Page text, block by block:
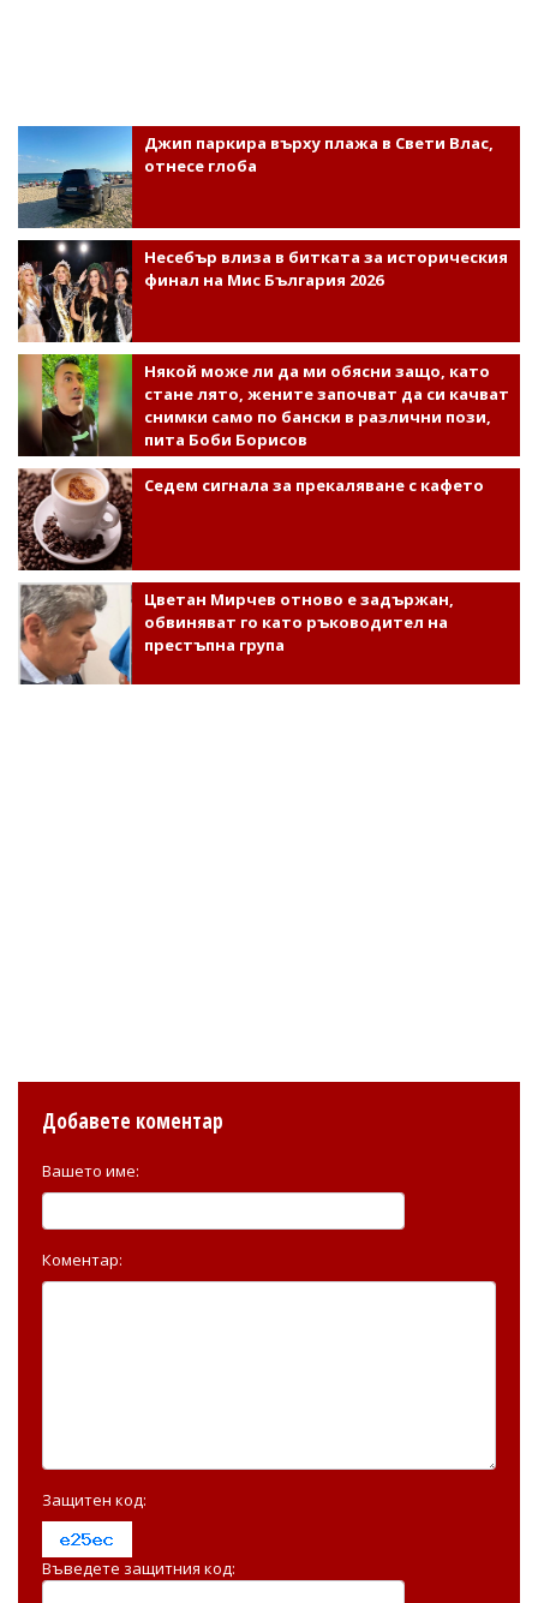
Джип паркира върху плажа в Свети Влас,
отнесе глоба
Несебър влиза в битката за историческия
финал на Мис България 2026
Някой може ли да ми обясни защо, като
стане лято, жените започват да си качват
снимки само по бански в различни пози,
пита Боби Борисов
Седем сигнала за прекаляване с кафето
Цветан Мирчев отново е задържан,
обвиняват го като ръководител на
престъпна група
Добавете коментар
Вашето име:
Коментар:
Защитен код:
Въведете защитния код: